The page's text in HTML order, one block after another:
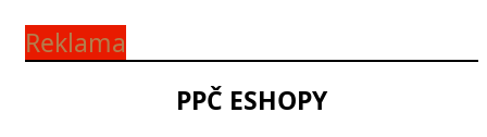
Reklama
PPČ ESHOPY